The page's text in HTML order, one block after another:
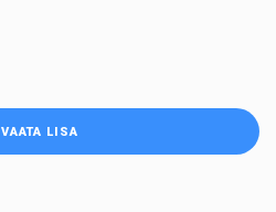
VAATA LISA